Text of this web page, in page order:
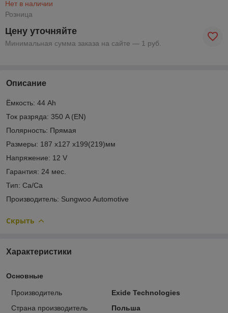
Нет в наличии
Розница
Цену уточняйте
Минимальная сумма заказа на сайте — 1 руб.
Описание
Ёмкость: 44 Ah
Ток разряда: 350 A (EN)
Полярность: Прямая
Размеры: 187 x127 x199(219)мм
Напряжение: 12 V
Гарантия: 24 мес.
Тип: Ca/Ca
Производитель: Sungwoo Automotive
Скрыть
Характеристики
Основные
Производитель
Exide Technologies
Страна производитель
Польша